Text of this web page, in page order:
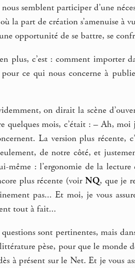
semblent participer d’une
la part de création s’amenuise à
opportunité de se battre, se
plus, c’est : comment importer
pour ce qui nous concerne à
on dirait la scène
quelques mois, c’était : – Ah,
La version plus récente,
de notre côté, et
même : l’ergonomie de la
plus récente (voir NQ, que je
pas... Et moi, je vous
tout à fait...
sont pertinentes, mais
pèse, pour que le monde
à présent sur le Net. Et je vous